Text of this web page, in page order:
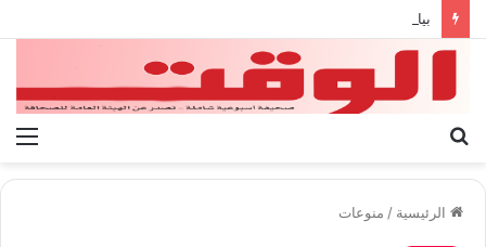
بيان الإتحاد الوطنى العام لعمال ليبيا
الرئيسية / منوعات